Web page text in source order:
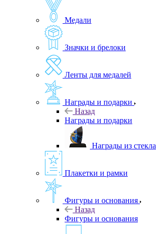
Медали
Значки и брелоки
Ленты для медалей
Награды и подарки
Назад
Награды и подарки
Награды из стекла
Плакетки и рамки
Фигуры и основания
Назад
Фигуры и основания